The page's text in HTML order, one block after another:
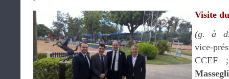
Visite
(g. à
vice-